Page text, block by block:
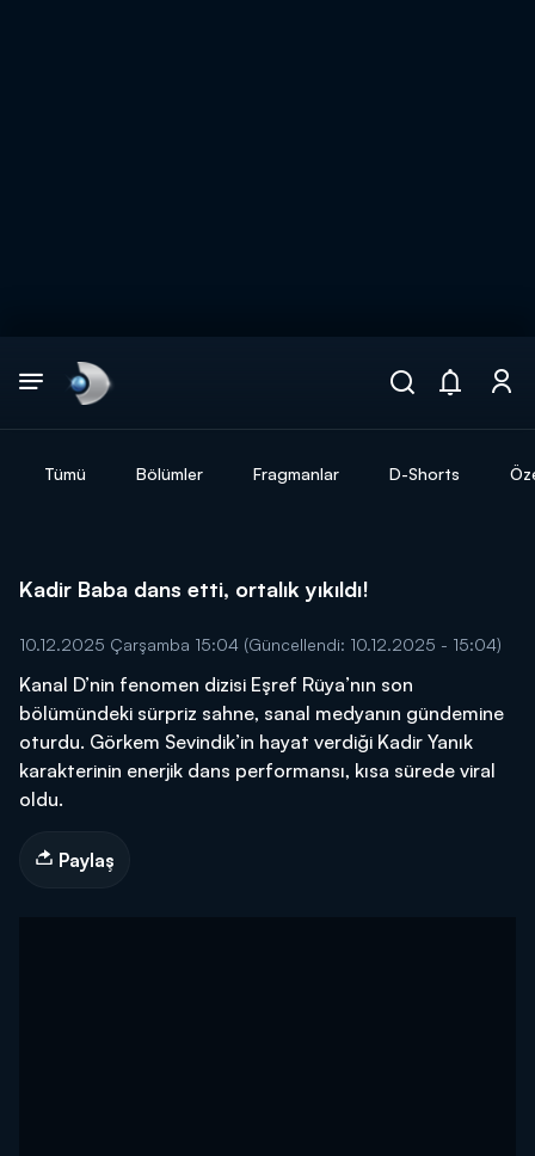
Tümü Bölümler Fragmanlar D-Shorts
Kadir Baba dans etti, ortalık yıkıldı!
10.12.2025 Çarşamba 15:04 (Güncellendi: 10.12.2025 - 15:04)
Kanal D’nin fenomen dizisi Eşref Rüya’nın son
bölümündeki sürpriz sahne, sanal medyanın gündemine
oturdu. Görkem Sevindik’in hayat verdiği Kadir Yanık
karakterinin enerjik dans performansı, kısa sürede viral
oldu.
Paylaş